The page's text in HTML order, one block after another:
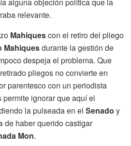
relevante.
Mahiquescon el retiro del pliego
Mahiquesdurante la gestión de
despeja el problema. Que
pliegos no convierte en
parentesco con un periodista
ignorar que aquí el
la pulseada en el Senado y
de haber querido castigar
Mon.